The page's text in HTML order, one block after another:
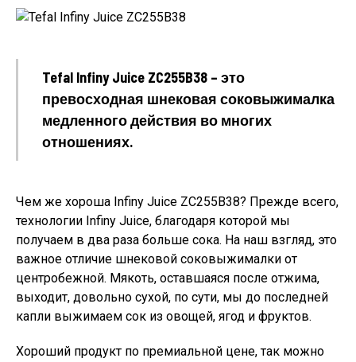
Tefal Infiny Juice ZC255B38 – это
превосходная шнековая соковыжималка
медленного действия во многих
отношениях.
Чем же хороша Infiny Juice ZC255B38? Прежде всего,
технологии Infiny Juice, благодаря которой мы
получаем в два раза больше сока. На наш взгляд, это
важное отличие шнековой соковыжималки от
центробежной. Мякоть, оставшаяся после отжима,
выходит, довольно сухой, по сути, мы до последней
капли выжимаем сок из овощей, ягод и фруктов.
Хороший продукт по премиальной цене, так можно